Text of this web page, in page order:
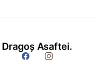
Dragoș Asaftei.